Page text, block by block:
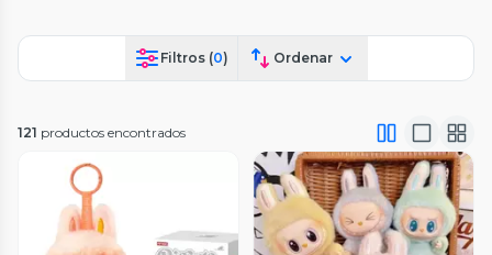
Filtros (0) Ordenar
121 productos encontrados